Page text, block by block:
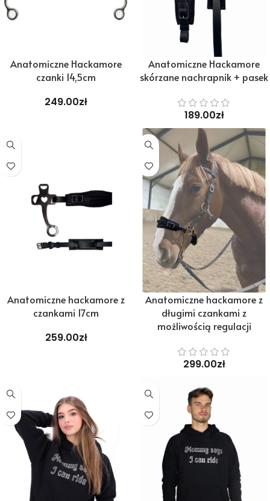
Anatomiczne Hackamore
czanki 14,5cm
249.00zł
Anatomiczne Hackamore
skórzane nachrapnik + pasek
189.00zł
Anatomiczne hackamore z
czankami 17cm
259.00zł
Anatomiczne hackamore z
długimi czankami z
możliwością regulacji
299.00zł